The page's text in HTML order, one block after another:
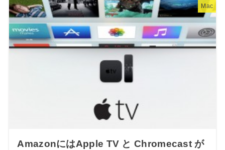
Mac
AmazonにはApple TV と Chromecast が